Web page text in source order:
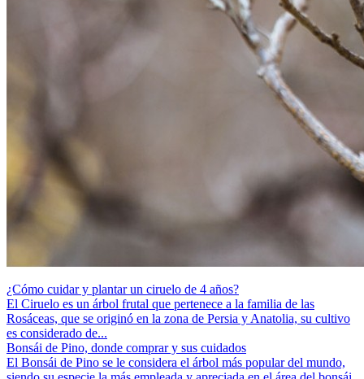
¿Cómo cuidar y plantar un ciruelo de 4 años?
El Ciruelo es un árbol frutal que pertenece a la familia de las
Rosáceas, que se originó en la zona de Persia y Anatolia, su cultivo
es considerado de...
Bonsái de Pino, donde comprar y sus cuidados
El Bonsái de Pino se le considera el árbol más popular del mundo,